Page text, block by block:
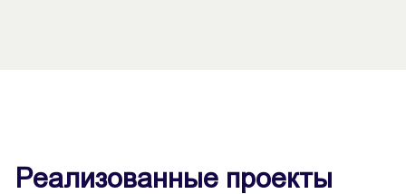
Реализованные проекты